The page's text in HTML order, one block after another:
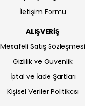
İletişim Formu
ALIŞVERİŞ
Mesafeli Satış Sözleşmesi
Gizlilik ve Güvenlik
İptal ve İade Şartları
Kişisel Veriler Politikası